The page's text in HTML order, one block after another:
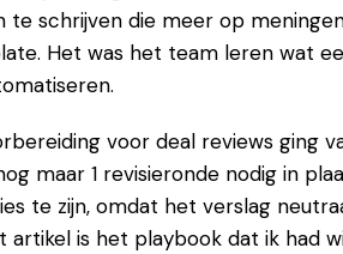
te schrijven die meer op
Het was het team leren wat
voor deal reviews ging
maar 1 revisieronde nodig in
te zijn, omdat het verslag
artikel is het playbook dat ik had